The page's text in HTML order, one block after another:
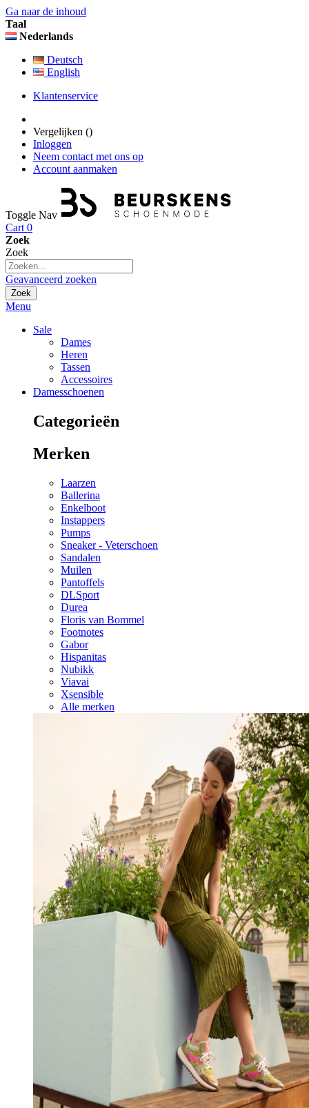
Ga naar de inhoud
Taal
Nederlands
Deutsch
English
Klantenservice
Vergelijken ()
Inloggen
Neem contact met ons op
Account aanmaken
Toggle Nav
Cart 0
Zoek
Zoek
Geavanceerd zoeken
Zoek
Menu
Sale
Dames
Heren
Tassen
Accessoires
Damesschoenen
Categorieën
Merken
Laarzen
Ballerina
Enkelboot
Instappers
Pumps
Sneaker - Veterschoen
Sandalen
Muilen
Pantoffels
DLSport
Durea
Floris van Bommel
Footnotes
Gabor
Hispanitas
Nubikk
Viavai
Xsensible
Alle merken